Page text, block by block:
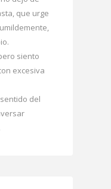
que urge
siento
excesiva
del